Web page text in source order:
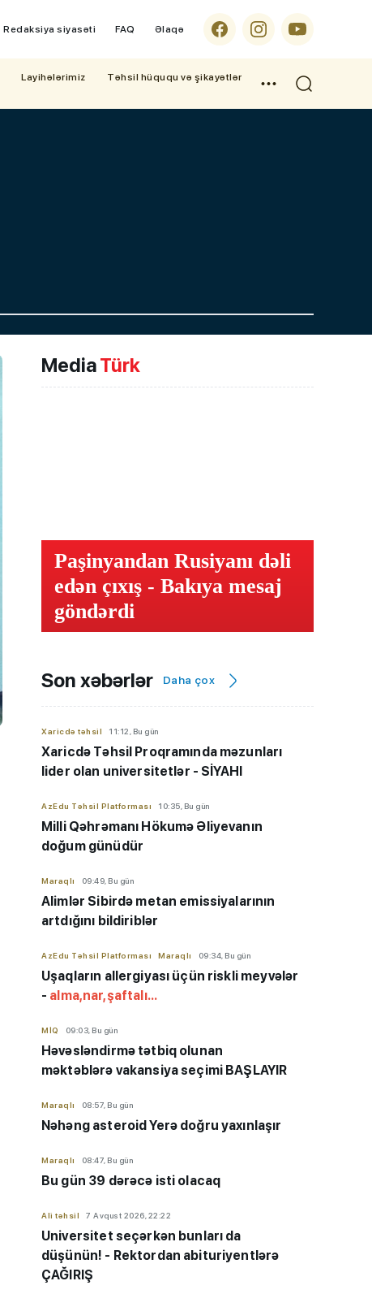
Redaksiya siyasəti FAQ Əlaqə
Layihələrimiz
Təhsil hüququ və şikayətlər
MediaTürk
Paşinyandan Rusiyanı dəli
edən çıxış - Bakıya mesaj
göndərdi
Son xəbərlər Daha çox
Xaricdə təhsil 11:12, Bu gün
Xaricdə Təhsil Proqramında məzunları
lider olan universitetlər - SİYAHI
AzEdu Təhsil Platforması 10:35, Bu gün
Milli Qəhrəmanı Hökumə Əliyevanın
doğum günüdür
Maraqlı 09:49, Bu gün
Alimlər Sibirdə metan emissiyalarının
artdığını bildiriblər
AzEdu Təhsil Platforması Maraqlı 09:34, Bu gün
Uşaqların allergiyası üçün riskli meyvələr
- alma,nar,şaftalı...
MİQ 09:03, Bu gün
Həvəsləndirmə tətbiq olunan
məktəblərə vakansiya seçimi BAŞLAYIR
Maraqlı 08:57, Bu gün
Nəhəng asteroid Yerə doğru yaxınlaşır
Maraqlı 08:47, Bu gün
Bu gün 39 dərəcə isti olacaq
Ali təhsil 7 Avqust 2026, 22:22
Universitet seçərkən bunları da
düşünün! - Rektordan abituriyentlərə
ÇAĞIRIŞ